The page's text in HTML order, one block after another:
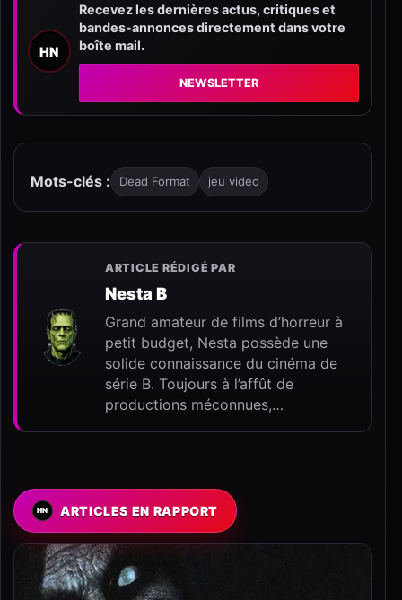
HN
Recevez les dernières actus, critiques et
bandes-annonces directement dans votre
boîte mail.
NEWSLETTER
Mots-clés : Dead Format jeu video
ARTICLE RÉDIGÉ PAR
Nesta B
Grand amateur de films d’horreur à
petit budget, Nesta possède une
solide connaissance du cinéma de
série B. Toujours à l’affût de
productions méconnues,…
ARTICLES EN RAPPORT